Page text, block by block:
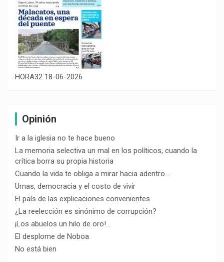
HORA32 18-06-2026
Opinión
Ir a la iglesia no te hace bueno
La memoria selectiva un mal en los políticos, cuando la
crítica borra su propia historia
Cuando la vida te obliga a mirar hacia adentro…
Urnas, democracia y el costo de vivir
El país de las explicaciones convenientes
¿La reelección es sinónimo de corrupción?
¡Los abuelos un hilo de oro!…
El desplome de Noboa
No está bien